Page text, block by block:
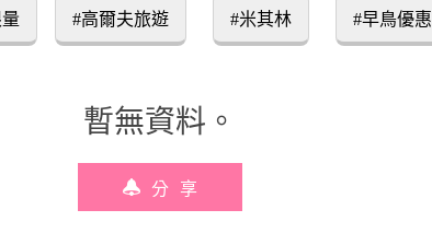
#高爾夫旅遊 #米其林 #早鳥優惠
暫無資料。
分享